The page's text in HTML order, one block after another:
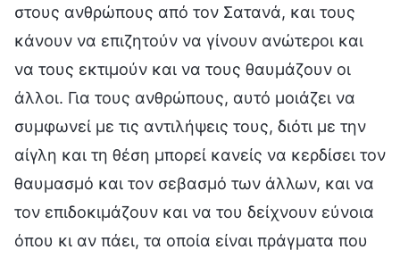
στους ανθρώπους από τον Σατανά, και τους
κάνουν να επιζητούν να γίνουν ανώτεροι και
να τους εκτιμούν και να τους θαυμάζουν οι
άλλοι. Για τους ανθρώπους, αυτό μοιάζει να
συμφωνεί με τις αντιλήψεις τους, διότι με την
αίγλη και τη θέση μπορεί κανείς να κερδίσει τον
θαυμασμό και τον σεβασμό των άλλων, και να
τον επιδοκιμάζουν και να του δείχνουν εύνοια
όπου κι αν πάει, τα οποία είναι πράγματα που